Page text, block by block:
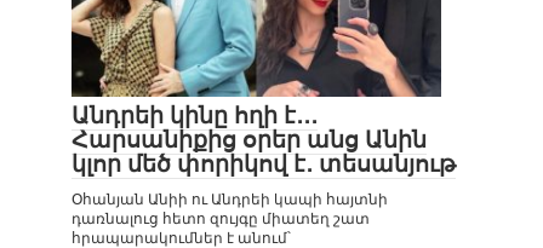
Անդրեի կինը հղի է․․․
Հարսանիքից օրեր անց Անին
կլոր մեծ փորիկով է․ տեսանյութ
Օհանյան Անիի ու Անդրեի կապի հայտնի
դառնալուց հետո զույգը միատեղ շատ
հրապարակումներ է անում՝